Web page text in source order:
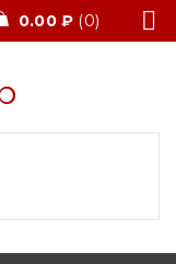
0.00 ₽ 0